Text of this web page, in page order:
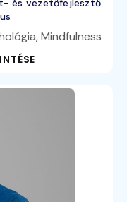
és vezetőfejlesztő
Mindfulness